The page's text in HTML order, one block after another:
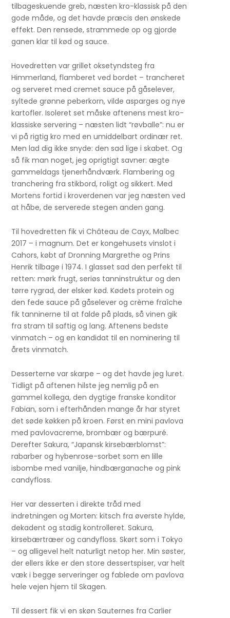
tilbageskuende greb, næsten kro-klassisk på den
gode måde, og det havde præcis den ønskede
effekt. Den rensede, strammede op og gjorde
ganen klar til kød og sauce.
Hovedretten var grillet oksetyndsteg fra
Himmerland, flamberet ved bordet – trancheret
og serveret med cremet sauce på gåselever,
syltede grønne peberkorn, vilde asparges og nye
kartofler. Isoleret set måske aftenens mest kro-
klassiske servering – næsten lidt “røvballe”: nu er
vi på rigtig kro med en umiddelbart ordinær ret.
Men lad dig ikke snyde: den sad lige i skabet. Og
så fik man noget, jeg oprigtigt savner: ægte
gammeldags tjenerhåndværk. Flambering og
tranchering fra stikbord, roligt og sikkert. Med
Mortens fortid i kroverdenen var jeg næsten ved
at håbe, de serverede stegen anden gang.
Til hovedretten fik vi Château de Cayx, Malbec
2017 – i magnum. Det er kongehusets vinslot i
Cahors, købt af Dronning Margrethe og Prins
Henrik tilbage i 1974. I glasset sad den perfekt til
retten: mørk frugt, seriøs tanninstruktur og den
tørre rygrad, der elsker kød. Kødets protein og
den fede sauce på gåselever og crème fraîche
fik tanninerne til at falde på plads, så vinen gik
fra stram til saftig og lang. Aftenens bedste
vinmatch – og en kandidat til en nominering til
årets vinmatch.
Desserterne var skarpe – og det havde jeg luret.
Tidligt på aftenen hilste jeg nemlig på en
gammel kollega, den dygtige franske konditor
Fabian, som i efterhånden mange år har styret
det søde køkken på kroen. Først en mini pavlova
med pavlovacreme, brombær og bærpuré.
Derefter Sakura, “Japansk kirsebærblomst”:
rabarber og hybenrose-sorbet som en lille
isbombe med vanilje, hindbærganache og pink
candyfloss.
Her var desserten i direkte tråd med
indretningen og Morten: kitsch fra øverste hylde,
dekadent og stadig kontrolleret. Sakura,
kirsebærtræer og candyfloss. Skørt som i Tokyo
– og alligevel helt naturligt netop her. Min søster,
der ellers ikke er den store dessertspiser, var helt
væk i begge serveringer og fablede om pavlova
hele vejen hjem til Skagen.
Til dessert fik vi en skøn Sauternes fra Carlier